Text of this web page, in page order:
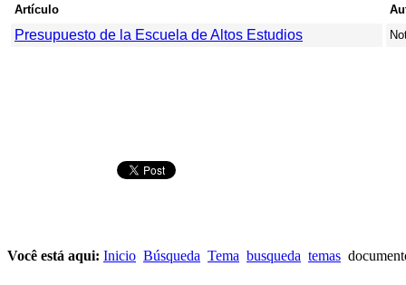
Artículo
Presupuesto de la Escuela de Altos Estudios
Você está aqui: Inicio Búsqueda Tema busqueda temas